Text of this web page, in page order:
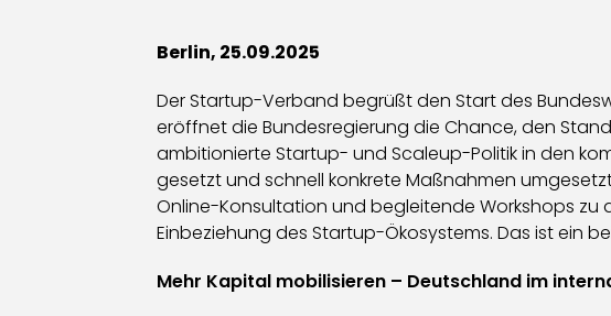
Berlin, 25.09.2025
Der Startup-Verband begrüßt den Start des
eröffnet die Bundesregierung die Chance, den
ambitionierte Startup- und Scaleup-Politik in den
gesetzt und schnell konkrete Maßnahmen
Online-Konsultation und begleitende Workshops
Einbeziehung des Startup-Ökosystems. Das ist ein
Mehr Kapital mobilisieren – Deutschland im